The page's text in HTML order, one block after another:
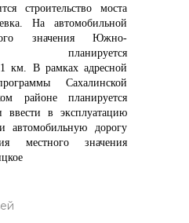
строительство моста
На автомобильной
значения Южно-
планируется
км. В рамках адресной
Сахалинской
районе планируется
ввести в эксплуатацию
автомобильную дорогу
местного значения